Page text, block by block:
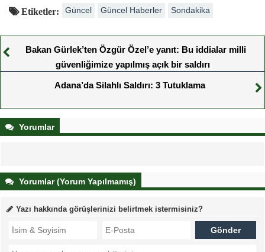
Etiketler: Güncel Güncel Haberler Sondakika
Bakan Gürlek’ten Özgür Özel’e yanıt: Bu iddialar milli
güvenliğimize yapılmış açık bir saldırı
Adana’da Silahlı Saldırı: 3 Tutuklama
Yorumlar
Yorumlar (Yorum Yapılmamış)
Yazı hakkında görüşlerinizi belirtmek istermisiniz?